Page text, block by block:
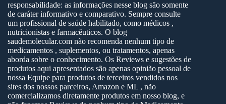
responsabilidade: as informações nesse blog são somente
de caráter informativo e comparativo. Sempre consulte
um profissional de saúde habilitado, como médicos ,
nutricionistas e farmacêuticos. O blog
saudemolecular.com não recomenda nenhum tipo de
medicamentos , suplementos, ou tratamentos, apenas
aborda sobre o conhecimento. Os Reviews e sugestões de
produtos aqui apresentados são apenas opinião pessoal de
nossa Equipe para produtos de terceiros vendidos nos
sites dos nossos parceiros, Amazon e ML , não
comercializamos diretamente produtos em nosso blog, e